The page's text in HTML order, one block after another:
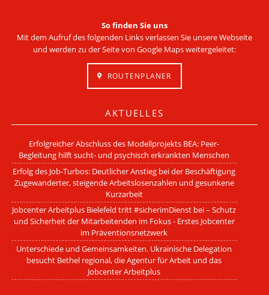
So finden Sie uns
Mit dem Aufruf des folgenden Links verlassen Sie unsere Webseite
und werden zu der Seite von Google Maps weitergeleitet:
ROUTENPLANER
AKTUELLES
Erfolgreicher Abschluss des Modellprojekts BEA: Peer-
Begleitung hilft sucht- und psychisch erkrankten Menschen
Erfolg des Job-Turbos: Deutlicher Anstieg bei der Beschäftigung
Zugewanderter, steigende Arbeitslosenzahlen und gesunkene
Kurzarbeit
Jobcenter Arbeitplus Bielefeld tritt #sicherimDienst bei – Schutz
und Sicherheit der Mitarbeitenden im Fokus - Erstes Jobcenter
im Präventionsnetzwerk
Unterschiede und Gemeinsamkeiten. Ukrainische Delegation
besucht Bethel regional, die Agentur für Arbeit und das
Jobcenter Arbeitplus